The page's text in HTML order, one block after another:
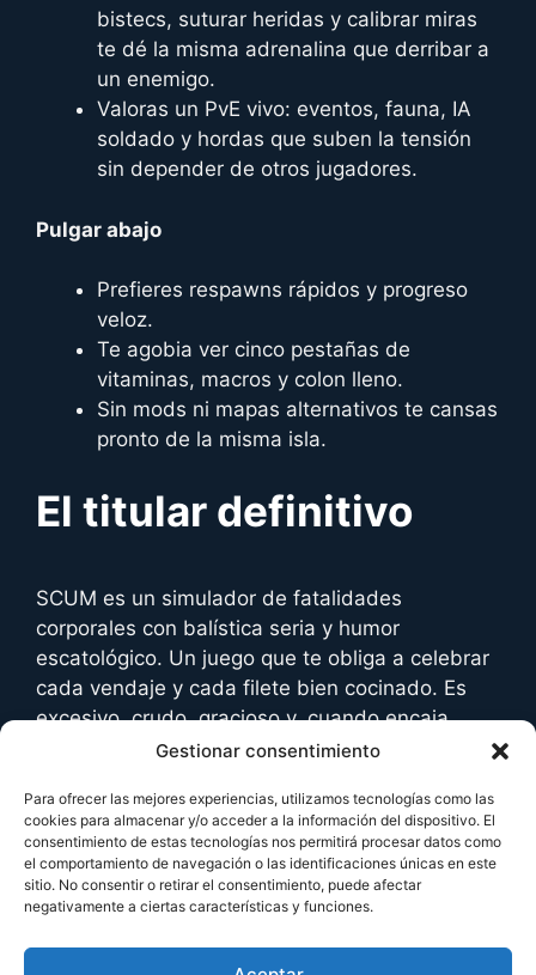
Gestionar consentimiento
Para ofrecer las mejores experiencias, utilizamos tecnologías como las
cookies para almacenar y/o acceder a la información del dispositivo. El
consentimiento de estas tecnologías nos permitirá procesar datos como
el comportamiento de navegación o las identificaciones únicas en este
sitio. No consentir o retirar el consentimiento, puede afectar
negativamente a ciertas características y funciones.
bistecs, suturar heridas y calibrar miras
te dé la misma adrenalina que derribar a
un enemigo.
Valor­as un PvE vivo: eventos, fauna, IA
soldado y hordas que suben la tensión
sin depender de otros jugadores.
Pulgar abajo
Prefieres respawns rápidos y progreso
veloz.
Te agobia ver cinco pestañas de
vitaminas, macros y colon lleno.
Sin mods ni mapas alternativos te cansas
pronto de la misma isla.
El titular definitivo
SCUM es un simulador de fatalidades
corporales con balística seria y humor
escatológico. Un juego que te obliga a celebrar
cada vendaje y cada filete bien cocinado. Es
excesivo, crudo, gracioso y, cuando encaja,
tremendamente adictivo. Dale un finde de
para evitar que un zombi te huela sigues con
ganas de más, bienvenido al reality más duro
del 2024.
No te pierdas: